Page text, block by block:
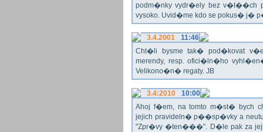
podm�nky vydr�ely bez v�t��ch
vysoko. Uvid�me kdo se pokus� j�
3.4.2001
11:46
Cht�li bysme tak� pod�kovat
merendy, resp. ofici�ln�ho
Velikono�n� regaty. JB
3.4:2010
10:00
Ahoj f�em, na tomto m�st� bych
jejich pravideln� p��sp�vky a
"Zpr�vy �ten���". D�le pak za